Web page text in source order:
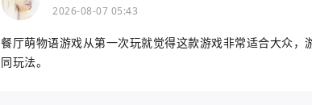
2026-08-07 05:43
餐厅萌物语游戏从第一次玩就觉得这款游戏非常适合大众
同玩法。